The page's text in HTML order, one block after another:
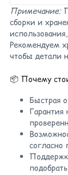
Примечание:
сборки и
Рекомендуем
чтобы детали
📦 Почему
Быстрая
Гарантия
согласно